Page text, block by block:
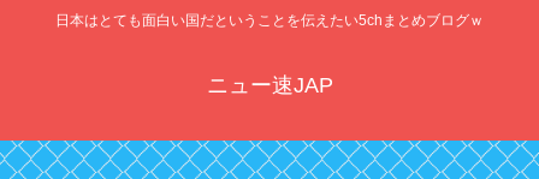
日本はとても面白い国だということを伝えたい5chまとめブログｗ
ニュー速JAP